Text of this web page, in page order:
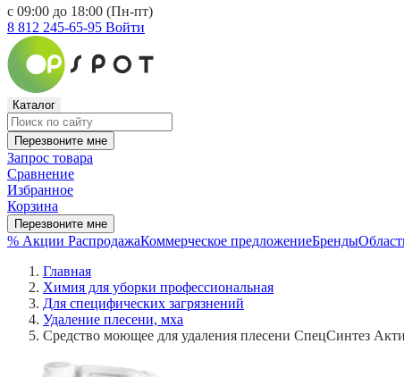
с 09:00 до 18:00 (Пн-пт)
8 812 245-65-95 Войти
Каталог
Перезвоните мне
Запрос товара
Сравнение
Избранное
Корзина
Перезвоните мне
% Акции РаспродажаКоммерческое предложениеБренды
Главная
Химия для уборки профессиональная
Для специфических загрязнений
Удаление плесени, мха
Средство моющее для удаления плесени СпецСинтез